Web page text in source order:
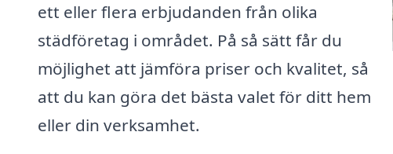
ett eller flera erbjudanden från olika
städföretag i området. På så sätt får du
möjlighet att jämföra priser och kvalitet, så
att du kan göra det bästa valet för ditt hem
eller din verksamhet.